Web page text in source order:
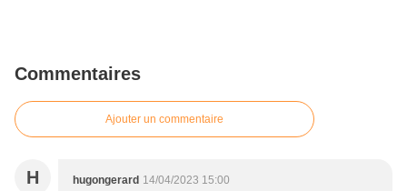
Commentaires
Ajouter un commentaire
H hugongerard 14/04/2023 15:00